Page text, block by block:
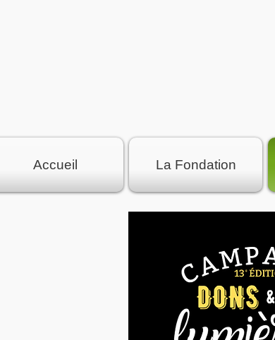
Accueil La Fondation